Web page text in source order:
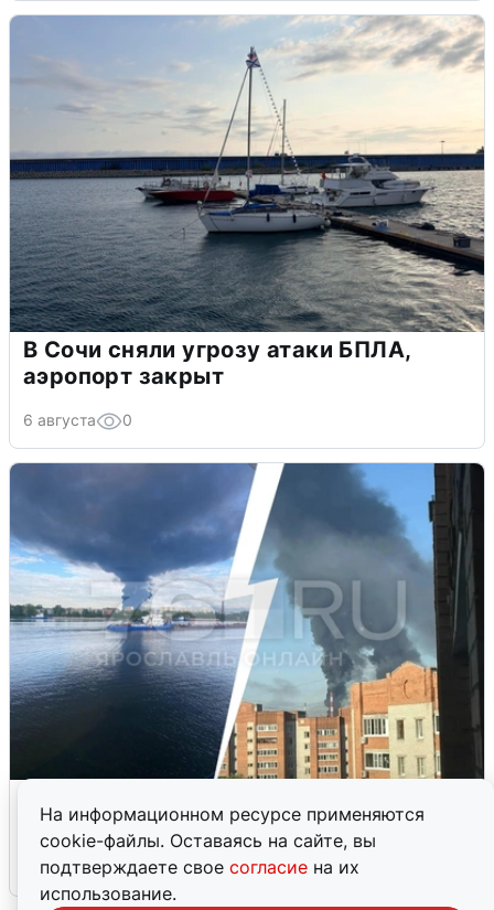
На информационном ресурсе применяются
cookie-файлы. Оставаясь на сайте, вы
подтверждаете свое согласие на их
использование.
В Сочи сняли угрозу атаки БПЛА,
аэропорт закрыт
6 августа 0
попадания и последствия
6 августа 0